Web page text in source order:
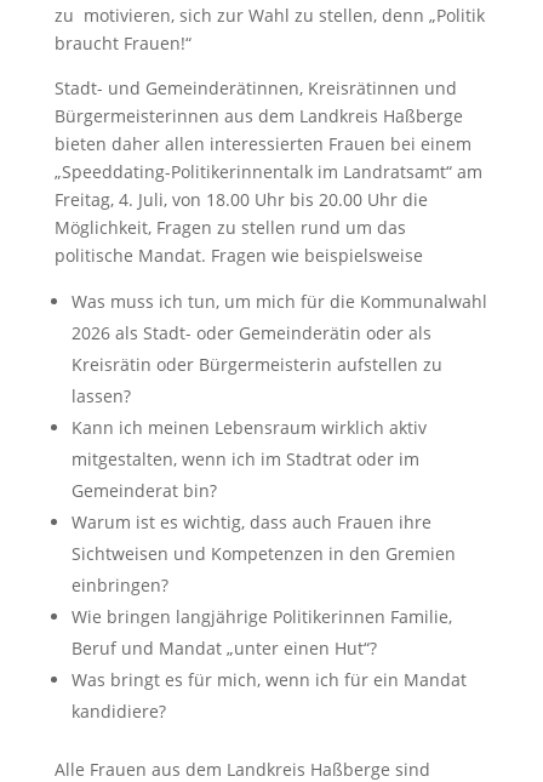
zu motivieren, sich zur Wahl zu stellen, denn „Politik
braucht Frauen!“
Stadt- und Gemeinderätinnen, Kreisrätinnen und
Bürgermeisterinnen aus dem Landkreis Haßberge
bieten daher allen interessierten Frauen bei einem
„Speeddating-Politikerinnentalk im Landratsamt“ am
Freitag, 4. Juli, von 18.00 Uhr bis 20.00 Uhr die
Möglichkeit, Fragen zu stellen rund um das
politische Mandat. Fragen wie beispielsweise
Was muss ich tun, um mich für die Kommunalwahl
2026 als Stadt- oder Gemeinderätin oder als
Kreisrätin oder Bürgermeisterin aufstellen zu
lassen?
Kann ich meinen Lebensraum wirklich aktiv
mitgestalten, wenn ich im Stadtrat oder im
Gemeinderat bin?
Warum ist es wichtig, dass auch Frauen ihre
Sichtweisen und Kompetenzen in den Gremien
einbringen?
Wie bringen langjährige Politikerinnen Familie,
Beruf und Mandat „unter einen Hut“?
Was bringt es für mich, wenn ich für ein Mandat
kandidiere?
Alle Frauen aus dem Landkreis Haßberge sind